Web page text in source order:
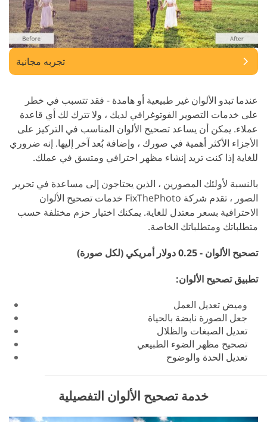
تجربه مجانية
عندما تبدو الألوان غير طبيعية أو هامدة - فقد تتسبب في خطر
على خدمات التصوير الفوتوغرافي لديك ، ولا تترك لك أي قاعدة
عملاء. يمكن أن يساعد تصحيح الألوان المناسب في التركيز على
الأجزاء الأكثر أهمية في صورك ، وإضافة بُعد آخر إليها. إنه ضروري
للغاية إذا كنت تريد إنشاء مظهر احترافي ومتسق في عملك.
بالنسبة لأولئك المصورين ، الذين يحتاجون إلى مساعدة في تحرير
الصور ، تقدم شركة FixThePhoto خدمات تصحيح الألوان
الاحترافية بسعر معتدل للغاية. يمكنك اختيار حزم مختلفة حسب
متطلباتك ومتطلباتك الخاصة.
تصحيح الألوان - 0.25 دولار أمريكي (لكل صورة)
تطبيق تصحيح الألوان:
وميض تعديل العمل
جعل الصورة نابضة بالحياة
تعديل الصبغات والظلال
تصحيح مظهر الضوء الطبيعي
تعديل الحدة والوضوح
خدمة تصحيح الألوان التفصيلية